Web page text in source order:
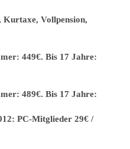
Kurtaxe, Vollpension,
449€. Bis 17 Jahre:
489€. Bis 17 Jahre:
PC-Mitglieder 29€ /